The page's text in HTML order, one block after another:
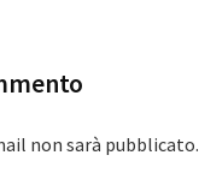
non sarà pubblicato.